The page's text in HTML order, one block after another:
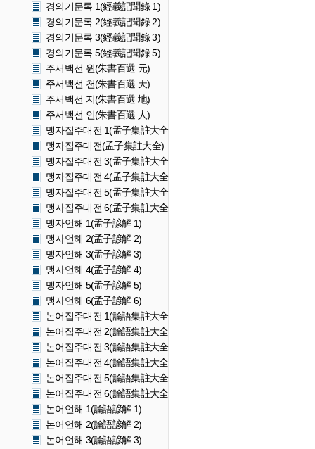
경의기문록 1(經義記聞錄 1)
경의기문록 2(經義記聞錄 2)
경의기문록 3(經義記聞錄 3)
경의기문록 5(經義記聞錄 5)
주서백선 원(朱書百選 元)
주서백선 천(朱書百選 天)
주서백선 지(朱書百選 地)
주서백선 인(朱書百選 人)
맹자집주대전 1(孟子集註大全 1)
맹자집주대전(孟子集註大全)
맹자집주대전 3(孟子集註大全 3)
맹자집주대전 4(孟子集註大全 4)
맹자집주대전 5(孟子集註大全 5)
맹자집주대전 6(孟子集註大全 6)
맹자언해 1(孟子諺解 1)
맹자언해 2(孟子諺解 2)
맹자언해 3(孟子諺解 3)
맹자언해 4(孟子諺解 4)
맹자언해 5(孟子諺解 5)
맹자언해 6(孟子諺解 6)
논어집주대전 1(論語集註大全 1)
논어집주대전 2(論語集註大全 2)
논어집주대전 3(論語集註大全 3)
논어집주대전 4(論語集註大全 4)
논어집주대전 5(論語集註大全 5)
논어집주대전 6(論語集註大全 6)
논어언해 1(論語諺解 1)
논어언해 2(論語諺解 2)
논어언해 3(論語諺解 3)